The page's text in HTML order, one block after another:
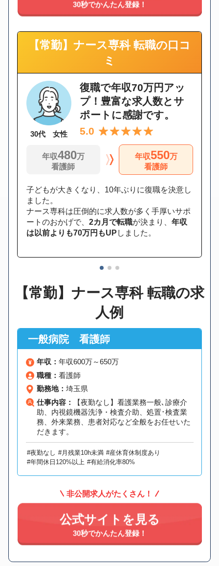
【常勤】ナース専科 転職の口コ
ミ
30代 女性
復職で年収70万円アッ
プ！豊富な求人数とサ
ポートに感謝です。
5.0
年収480万
看護師
年収550万
看護師
子どもが大きくなり、10年ぶりに復職を決意し
ました。
ナース専科は圧倒的に求人数が多く手厚いサポ
ートのおかげで、 2カ月で転職が決まり、 年収
は以前よりも70万円もUP しました。
【常勤】ナース専科 転職の求
人例
一般病院 看護師
年収： 年収600万～650万
職種： 看護師
勤務地： 埼玉県
仕事内容：
【夜勤なし】看護業務一般､診療介
助、内視鏡機器洗浄・検査介助、処置･検査業
務、外来業務、患者対応など全般をお任せいた
だきます。
#夜勤なし #月残業10h未満 #産休育休制度あり
#年間休日120%以上 #有給消化率80%
非公開求人がたくさん！
公式サイトを見る
30秒でかんたん登録！